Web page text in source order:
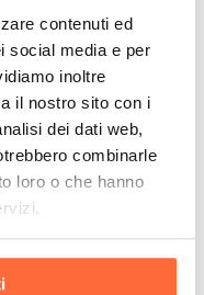
contenuti ed
social media e per
inoltre
il nostro sito con i
dei dati web,
combinarle
loro o che hanno